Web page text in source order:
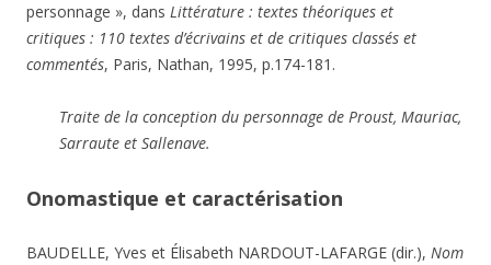
personnage », dans Littérature : textes théoriques et
critiques : 110 textes d’écrivains et de critiques classés et
commentés, Paris, Nathan, 1995, p.174-181.
Traite de la conception du personnage de Proust, Mauriac,
Sarraute et Sallenave.
Onomastique et caractérisation
BAUDELLE, Yves et Élisabeth NARDOUT-LAFARGE (dir.), Nom